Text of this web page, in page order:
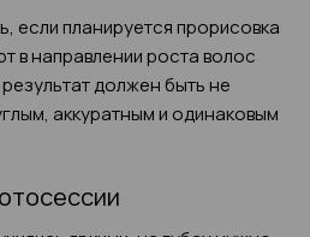
если планируется прорисовка
в направлении роста волос
должен быть не
аккуратным и одинаковым